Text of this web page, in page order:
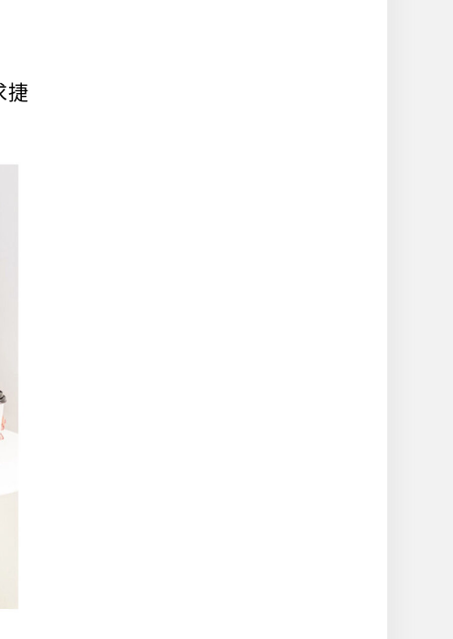
捷